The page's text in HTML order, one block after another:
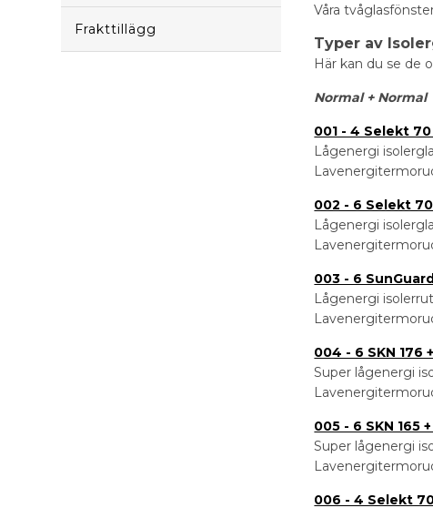
Frakttillägg
Våra
Typer av
Här kan du se de
Normal + Normal
001 - 4 Selekt
Lågenergi
002 - 6 Selekt
Lågenergi
003 - 6
Lågenergi
004 - 6 SKN 176
Super lågenergi
005 - 6 SKN 165
Super lågenergi
006 - 4 Selekt 70